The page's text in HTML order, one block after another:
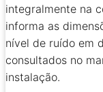
integralmente na
informa as
nível de ruído em
consultados no
instalação.